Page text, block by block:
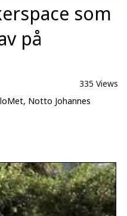
som
på
335 Views
Notto Johannes